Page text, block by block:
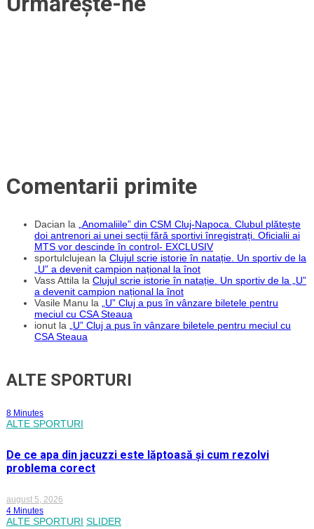
Comentarii primite
Dacian la
„Anomaliile” din CSM Cluj-Napoca. Clubul plătește
doi antrenori ai unei secții fără sportivi înregistrați. Oficialii ai
MTS vor descinde în control- EXCLUSIV
sportulclujean la Clujul scrie istorie în natație. Un sportiv de la
„U” a devenit campion național la înot
Vass Attila la Clujul scrie istorie în natație. Un sportiv de la „U”
a devenit campion național la înot
Vasile Manu la
„U” Cluj a pus în vânzare biletele pentru
meciul cu CSA Steaua
ionut la
„U” Cluj a pus în vânzare biletele pentru meciul cu
CSA Steaua
ALTE SPORTURI
8 Minutes
ALTE SPORTURI
De ce apa din jacuzzi este lăptoasă și cum rezolvi
problema corect
august 5, 2026
4 Minutes
ALTE SPORTURI SLIDER